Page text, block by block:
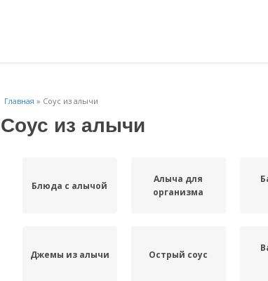
Главная » Соус из алычи
Соус из алычи
Блюда с алычой
Алыча для
организма
Джемы из алычи Острый соус